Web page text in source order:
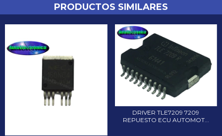
PRODUCTOS SIMILARES
DRIVER TLE7209 7209
REPUESTO ECU AUTOMOT...